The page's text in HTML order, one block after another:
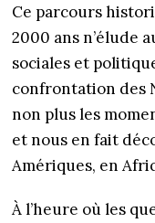
Ce parcours
2000 ans n’élude
sociales et
confrontation des
non plus les
et nous en fait
Amériques, en
À l’heure où les